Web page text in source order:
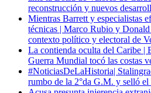
reconstrucción y nuevos
Mientras Barrett y especialistas
técnicas | Marco Rubio y
contexto político y electoral de
La contienda oculta del Caribe |
Guerra Mundial tocó las costas
#NoticiasDeLaHistoria|
rumbo de la 2°da G.M. y selló